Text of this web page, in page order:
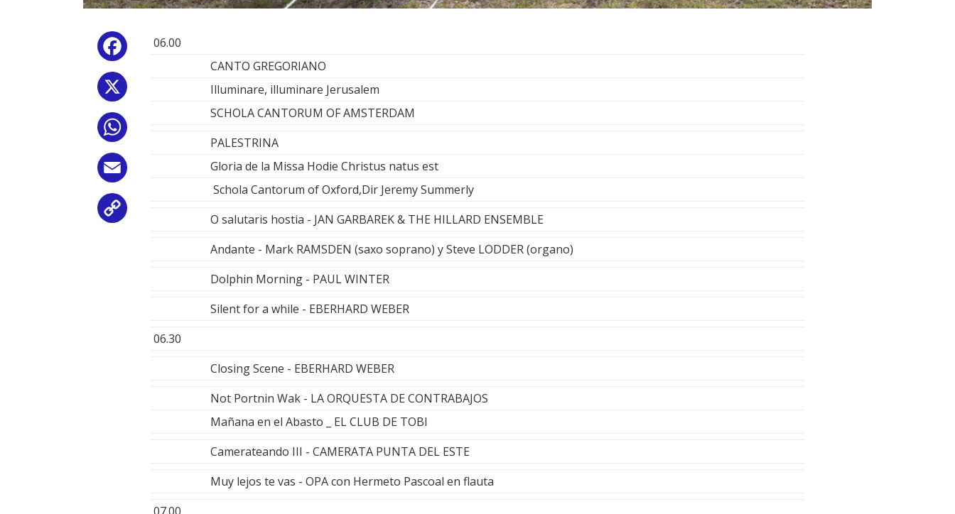
Facebook
06.00
CANTO GREGORIANO
Illuminare, illuminare Jerusalem
SCHOLA CANTORUM OF AMSTERDAM
PALESTRINA
Gloria de la Missa Hodie Christus natus est
Schola Cantorum of Oxford,Dir Jeremy Summerly
O salutaris hostia - JAN GARBAREK & THE HILLARD ENSEMBLE
Andante - Mark RAMSDEN (saxo soprano) y Steve LODDER (organo)
Dolphin Morning - PAUL WINTER
Silent for a while - EBERHARD WEBER
06.30
Closing Scene - EBERHARD WEBER
Not Portnin Wak - LA ORQUESTA DE CONTRABAJOS
Mañana en el Abasto _ EL CLUB DE TOBI
Camerateando III - CAMERATA PUNTA DEL ESTE
Muy lejos te vas - OPA con Hermeto Pascoal en flauta